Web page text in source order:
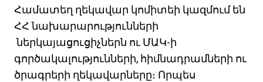
Համատեղ ղեկավար կոմիտեի կազմում են
ՀՀ նախարարությունների
ներկայացուցիչներն ու ՄԱԿ-ի
գործակալությունների, հիմնադրամների ու
ծրագրերի ղեկավարները։ Որպես